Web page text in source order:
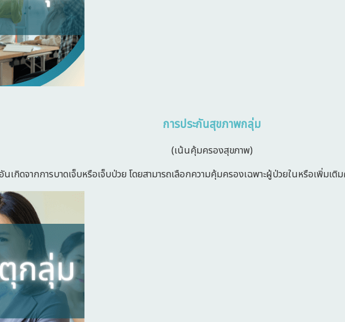
การประกันสุขภาพกลุ่ม
(เน้นคุ้มครองสุขภาพ)
เกิดจากการบาดเจ็บหรือเจ็บป่วย โดยสามารถเลือกความคุ้มครองเฉพาะผู้ป่วยในหรือเพิ่ม